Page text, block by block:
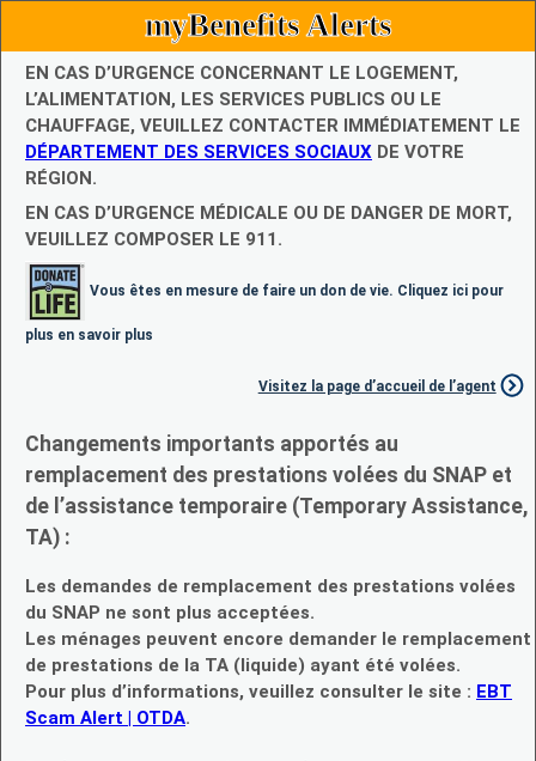
myBenefits Alerts
EN CAS D’URGENCE CONCERNANT LE LOGEMENT,
L’ALIMENTATION, LES SERVICES PUBLICS OU LE
CHAUFFAGE, VEUILLEZ CONTACTER IMMÉDIATEMENT LE
DÉPARTEMENT DES SERVICES SOCIAUX DE VOTRE
RÉGION.
EN CAS D’URGENCE MÉDICALE OU DE DANGER DE MORT,
VEUILLEZ COMPOSER LE 911.
Vous êtes en mesure de faire un don de vie. Cliquez ici pour
plus en savoir plus
Visitez la page d’accueil de l’agent
Changements importants apportés au
remplacement des prestations volées du SNAP et
de l’assistance temporaire (Temporary Assistance,
TA) :
Les demandes de remplacement des prestations volées
du SNAP ne sont plus acceptées.
Les ménages peuvent encore demander le remplacement
de prestations de la TA (liquide) ayant été volées.
Pour plus d’informations, veuillez consulter le site : EBT
Scam Alert | OTDA.